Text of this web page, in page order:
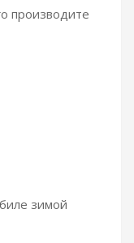
производите
зимой